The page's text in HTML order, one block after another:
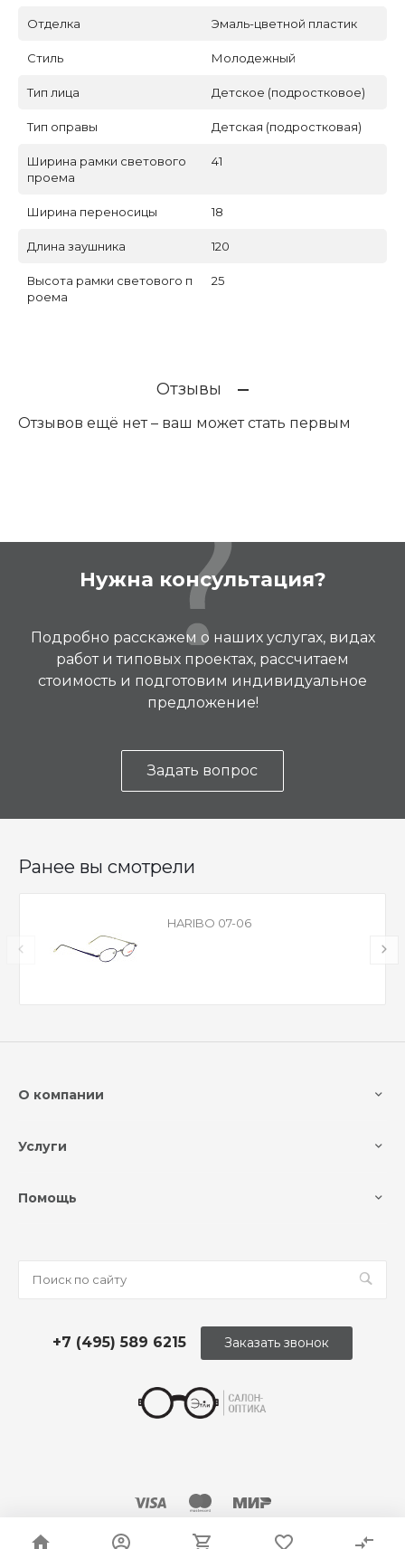
Отделка Эмаль-цветной пластик
Стиль Молодежный
Тип лица Детское (подростковое)
Тип оправы Детская (подростковая)
Ширина рамки светового
проема
41
Ширина переносицы 18
Длина заушника 120
Высота рамки светового п
роема
25
Отзывы
Отзывов ещё нет – ваш может стать первым
Нужна консультация?
Подробно расскажем о наших услугах, видах
работ и типовых проектах, рассчитаем
стоимость и подготовим индивидуальное
предложение!
Задать вопрос
Ранее вы смотрели
HARIBO 07-06
О компании
Услуги
Помощь
+7 (495) 589 6215 Заказать звонок